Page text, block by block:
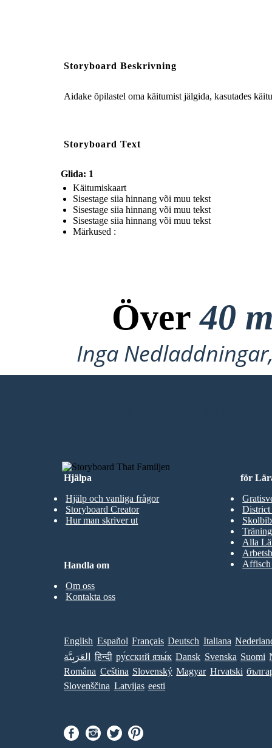
Storyboard Beskrivning
Aidake õpilastel oma käitumist jälgida, kasutades
Storyboard Text
Glida: 1
Käitumiskaart
Sisestage siia hinnang või muu tekst
Sisestage siia hinnang või muu tekst
Sisestage siia hinnang või muu tekst
Märkused :
Över40
Inga
Hjälpa
Hjälp och vanliga frågor
Storyboard Creator
Hur man skriver ut
för
District
Alla
Handla om
Om oss
Kontakta oss
English Español Français Deutsch Italiana
العَرَبِيَّة
हिन्दी ру́сский язы́к Dansk Svenska Suomi
Româna Ceština Slovenský Magyar Hrvatski
Slovenščina Latvijas eesti